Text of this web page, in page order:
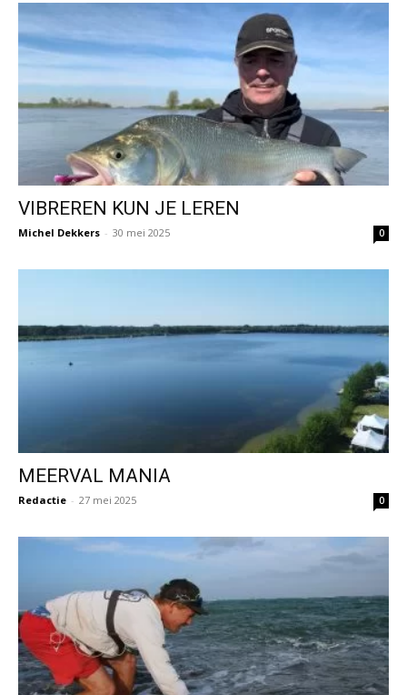
VIBREREN KUN JE LEREN
Michel Dekkers - 30 mei 2025 0
MEERVAL MANIA
Redactie - 27 mei 2025 0